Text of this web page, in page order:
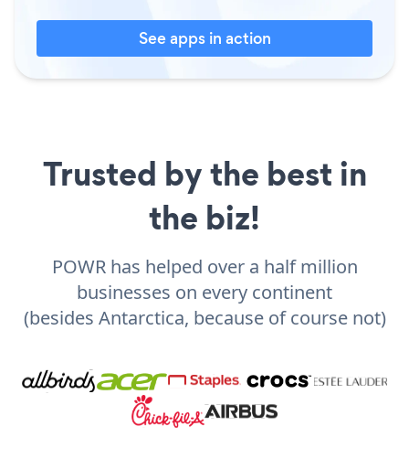
See apps in action
Trusted by the best in
the biz!
POWR has helped over a half million
businesses on every continent
(besides Antarctica, because of course not)